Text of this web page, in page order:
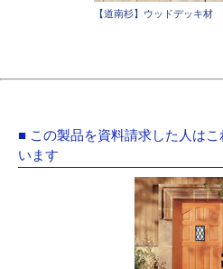
【道南杉】ウッドデッキ材
■ この製品を資料請求した人は
います